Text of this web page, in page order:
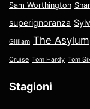
Sam Worthington
superignoranza
Gilliam The Asylum
Cruise Tom Hardy Tom
Stagioni